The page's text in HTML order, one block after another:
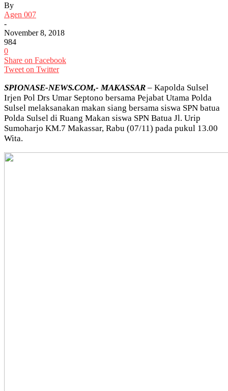
By
Agen 007
-
November 8, 2018
984
0
Share on Facebook
Tweet on Twitter
SPIONASE-NEWS.COM,- MAKASSAR – Kapolda Sulsel
Irjen Pol Drs Umar Septono bersama Pejabat Utama Polda
Sulsel melaksanakan makan siang bersama siswa SPN batua
Polda Sulsel di Ruang Makan siswa SPN Batua Jl. Urip
Sumoharjo KM.7 Makassar, Rabu (07/11) pada pukul 13.00
Wita.